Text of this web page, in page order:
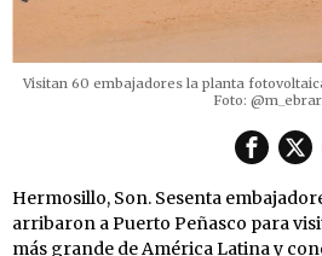
Visitan 60 embajadores la planta
Foto:
Hermosillo, Son. Sesenta
arribaron a Puerto Peñasco para
más grande de América Latina y